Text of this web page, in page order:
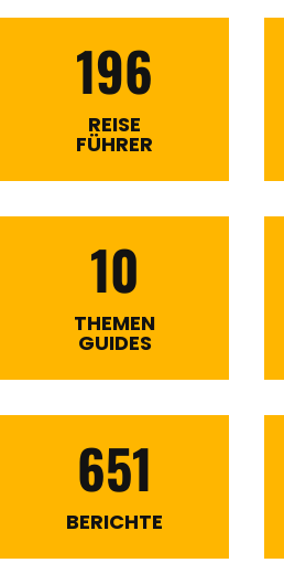
196
REISE
FÜHRER
10
THEMEN
GUIDES
651
BERICHTE